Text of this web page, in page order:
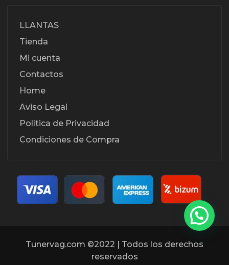
LLANTAS
Tienda
Mi cuenta
Contactos
Home
Aviso Legal
Política de Privacidad
Condiciones de Compra
Tunervag.com ©2022 | Todos los derechos
reservados